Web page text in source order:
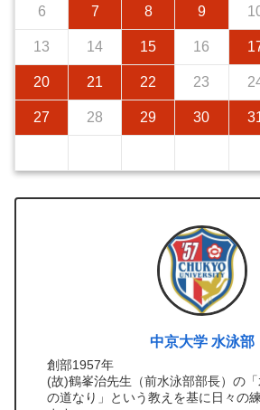
6 7 8 9
13 14 15 16
20 21 22 23
27 28 29 30
中京大学 水泳部
創部1957年
(故)鶴峯治先生（前水泳部部長）の
の道なり」という教えを基に日々の